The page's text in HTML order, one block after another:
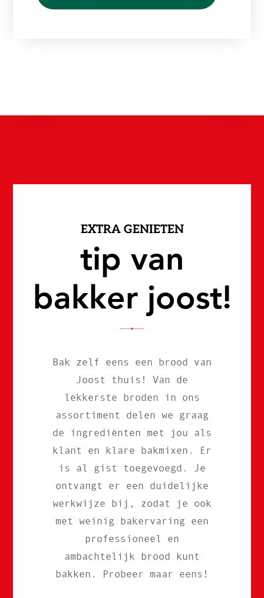
EXTRA GENIETEN
tip van
bakker joost!
Bak zelf eens een brood van
Joost thuis! Van de
lekkerste broden in ons
assortiment delen we graag
de ingrediënten met jou als
klant en klare bakmixen. Er
is al gist toegevoegd. Je
ontvangt er een duidelijke
werkwijze bij, zodat je ook
met weinig bakervaring een
professioneel en
ambachtelijk brood kunt
bakken. Probeer maar eens!